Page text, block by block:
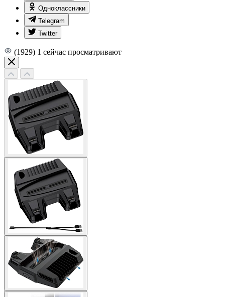
Одноклассники
Telegram
Twitter
(1929) 1 сейчас просматривают